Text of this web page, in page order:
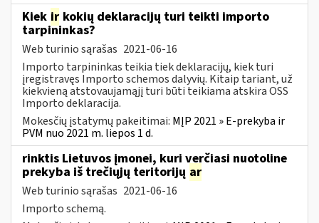
Kiek ir kokių deklaracijų turi teikti importo
tarpininkas?
Web turinio sąrašas 2021-06-16
Importo tarpininkas teikia tiek deklaracijų, kiek turi
įregistravęs Importo schemos dalyvių. Kitaip tariant, už
kiekvieną atstovaujamąjį turi būti teikiama atskira OSS
Importo deklaracija.
Mokesčių įstatymų pakeitimai: MĮP 2021 » E-prekyba ir
PVM nuo 2021 m. liepos 1 d.
rinktis Lietuvos įmonei, kuri verčiasi nuotoline
prekyba iš trečiųjų teritorijų ar
Web turinio sąrašas 2021-06-16
Importo schemą.